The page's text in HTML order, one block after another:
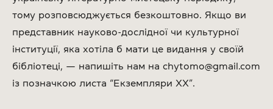
тому розповсюджується безкоштовно. Якщо ви
представник науково-дослідної чи культурної
інституції, яка хотіла б мати це видання у своїй
бібліотеці, — напишіть нам на chytomo@gmail.com
із позначкою листа “Екземпляри ХХ”.